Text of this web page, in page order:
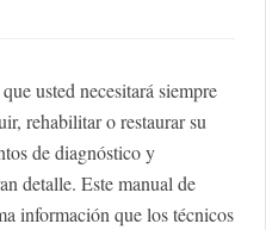
usted necesitará siempre
rehabilitar o restaurar su
de diagnóstico y
detalle. Este manual de
información que los técnicos